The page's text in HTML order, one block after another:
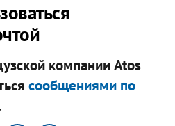
компании Atos
сообщениями по